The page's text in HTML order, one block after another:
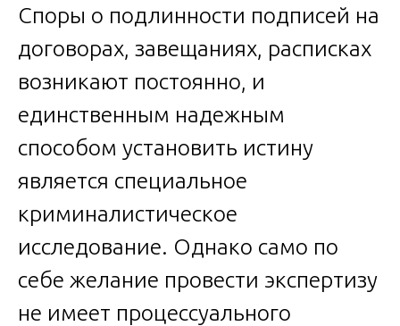
Споры о подлинности подписей на
договорах, завещаниях, расписках
возникают постоянно, и
единственным надежным
способом установить истину
является специальное
криминалистическое
исследование. Однако само по
себе желание провести экспертизу
не имеет процессуального